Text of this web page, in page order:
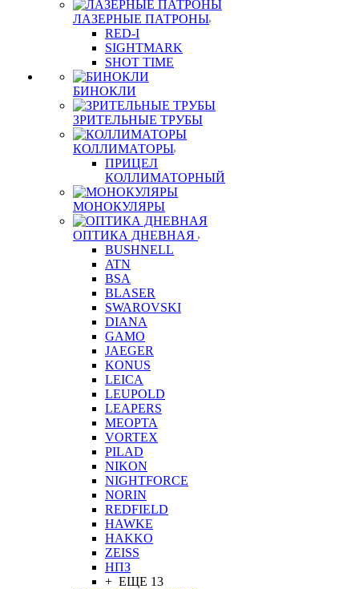
ЛАЗЕРНЫЕ ПАТРОНЫ
RED-I
SIGHTMARK
SHOT TIME
БИНОКЛИ
ЗРИТЕЛЬНЫЕ ТРУБЫ
КОЛЛИМАТОРЫ
ПРИЦЕЛ
КОЛЛИМАТОРНЫЙ
МОНОКУЛЯРЫ
ОПТИКА ДНЕВНАЯ
BUSHNELL
ATN
BSA
BLASER
SWAROVSKI
DIANA
GAMO
JAEGER
KONUS
LEICA
LEUPOLD
LEAPERS
MEOPTA
VORTEX
PILAD
NIKON
NIGHTFORCE
NORIN
REDFIELD
HAWKE
HAKKO
ZEISS
НПЗ
+ ЕЩЕ 13